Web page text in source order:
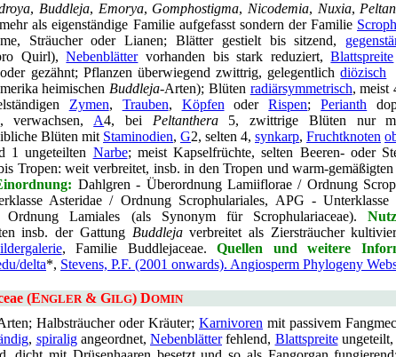
, Buddleja, Emorya, Gomphostigma, Nicodemia, Nuxia,
als eigenständige Familie aufgefasst sondern der Familie
Sträucher oder Lianen; Blätter gestielt bis sitzend,
Quirl),Nebenblättervorhanden bis stark reduziert,Blattspreite
gezähnt; Pflanzen überwiegend zwittrig, gelegentlichdiözisch
heimischen Buddleja-Arten); Blüten radiärsymmetrisch, meist
Zymen, Trauben, Köpfen oderRispen;Perianth
verwachsen, A4, bei Peltanthera5, zwittrige Blüten nur
Blüten mit Staminodien, G2, selten 4, synkarp, Fruchtknoten
1 ungeteilten Narbe; meist Kapselfrüchte, selten Beeren- oder
Tropen: weit verbreitet, insb. in den Tropen und warm-
Dahlgren - Überordnung Lamiiflorae / Ordnung
Asteridae / Ordnung Scrophulariales, APG - Unterklasse
Lamiales (als Synonym für Scrophulariaceae).
insb. der Gattung Buddlejaverbreitet als Ziersträucher
, Familie Buddlejaceae.Quellen und weitere
delta*, Stevens, P.F. (2001 onwards). Angiosperm Phylogeny
(ENGLER & GILG) DOMIN
Halbsträucher oder Kräuter; Karnivoren mit passivem
, spiraligangeordnet, Nebenblätterfehlend, Blattspreiteungeteilt,